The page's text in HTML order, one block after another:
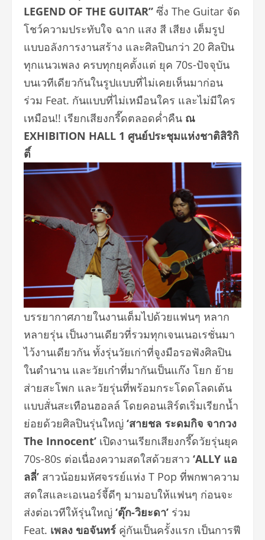
LEGEND OF THE GUITAR” ซึ่ง The Guitar จัด
โชว์ความประทับใจ ฉาก แสง สี เสียง เต็มรูป
แบบอลังการงานสร้าง และศิลปินกว่า 20 ศิลปิน
ทุกแนวเพลง ครบทุกยุคตั้งแต่ ยุค 70s-ปัจจุบัน
บนเวทีเดียวกันในรูปแบบที่ไม่เคยเห็นมาก่อน
ร่วม Feat. กันแบบที่ไม่เหมือนใคร และไม่มีใคร
เหมือน!! เรียกเสียงกรี๊ดตลอดค่ำคืน ณ
EXHIBITION HALL 1 ศูนย์ประชุมแห่งชาติสิริกิ
ติ์
บรรยากาศภายในงานเต็มไปด้วยแฟนๆ หลาก
หลายรุ่น เป็นงานเดียวที่รวมทุกเจนเนอเรชั่นมา
ไว้งานเดียวกัน ทั้งรุ่นวัยเก่าที่จูงมือรอฟังศิลปิน
ในตำนาน และวัยเก๋าที่มากันเป็นแก๊ง โยก ย้าย
ส่ายสะโพก และวัยรุ่นที่พร้อมกระโดดโลดเต้น
แบบสั่นสะเทือนฮอลล์ โดยคอนเสิร์ตเริ่มเรียกน้ำ
ย่อยด้วยศิลปินรุ่นใหญ่ ‘สายชล ระดมกิจ จากวง
The Innocent’ เปิดงานเรียกเสียงกรี๊ดวัยรุ่นยุค
70s-80s ต่อเนื่องความสดใสด้วยสาว ‘ALLY แอ
ลลี่’ สาวน้อยมหัศจรรย์แห่ง T Pop ที่พกพาความ
สดใสและเอเนอร์จี้ดีๆ มามอบให้แฟนๆ ก่อนจะ
ส่งต่อเวทีให้รุ่นใหญ่ ‘ตุ๊ก-วิยะดา’ ร่วม
Feat. เพลง ขอจันทร์ คู่กันเป็นครั้งแรก เป็นการฟี